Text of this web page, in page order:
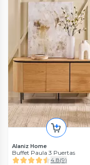
Alaniz Home
Buffet Paula 3 Puertas
4.8(9)